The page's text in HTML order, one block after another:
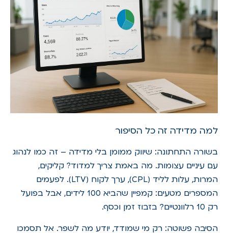
למה מדידה זה כל הסיפור
בשורה התחתונה: שיווק ממומן בלי מדידה – זה כמו לנהוג
עם עיניים עצומות. מה באמת צריך למדוד? קליקים,
המרות, עלות לליד (CPL), ערך לקוח (LTV). לפעמים
המספרים מטעים: קמפיין שהביא 100 לידים, אבל בפועל
רק 10 רלוונטיים? בזבוז זמן וכסף.
הסיבה פשוטה: רק מי שמודד, יודע מה לשפר. אל תסמכו